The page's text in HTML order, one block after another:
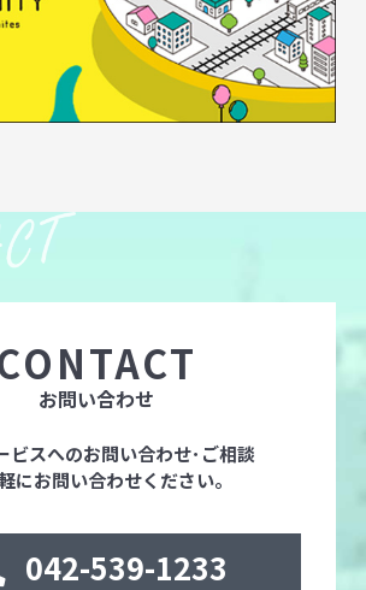
お問い合わせ
ビスへのお問い合わせ･ご相談
にお問い合わせください。
042-539-1233